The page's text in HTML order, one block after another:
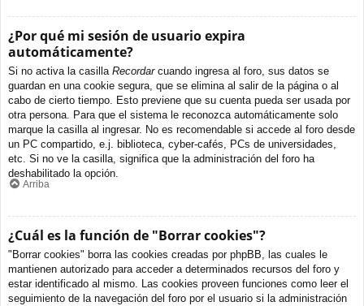
¿Por qué mi sesión de usuario expira
automáticamente?
Si no activa la casilla Recordarcuando ingresa al foro, sus datos se
guardan en una cookie segura, que se elimina al salir de la página o al
cabo de cierto tiempo. Esto previene que su cuenta pueda ser usada por
otra persona. Para que el sistema le reconozca automáticamente solo
marque la casilla al ingresar. No es recomendable si accede al foro desde
un PC compartido, e.j. biblioteca, cyber-cafés, PCs de universidades,
etc. Si no ve la casilla, significa que la administración del foro ha
deshabilitado la opción.
Arriba
¿Cuál es la función de "Borrar cookies"?
"Borrar cookies" borra las cookies creadas por phpBB, las cuales le
mantienen autorizado para acceder a determinados recursos del foro y
estar identificado al mismo. Las cookies proveen funciones como leer el
seguimiento de la navegación del foro por el usuario si la administración